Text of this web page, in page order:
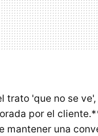
trato 'que no se
por el
mantener una